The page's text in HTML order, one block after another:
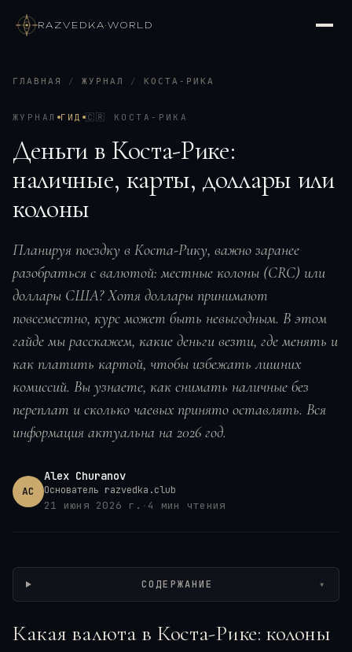
RAZVEDKA·WORLD
ГЛАВНАЯ / ЖУРНАЛ / КОСТА-РИКА
ЖУРНАЛ ГИД 🇨🇷 КОСТА-РИКА
Деньги в Коста-Рике:
наличные, карты, доллары или
колоны
Планируя поездку в Коста-Рику, важно заранее
разобраться с валютой: местные колоны (CRC) или
доллары США? Хотя доллары принимают
повсеместно, курс может быть невыгодным. В этом
гайде мы расскажем, какие деньги везти, где менять и
как платить картой, чтобы избежать лишних
комиссий. Вы узнаете, как снимать наличные без
переплат и сколько чаевых принято оставлять. Вся
информация актуальна на 2026 год.
AC
Alex Churanov
Основатель razvedka.club
21 июня 2026 г. · 4 мин чтения
СОДЕРЖАНИЕ ▾
Какая валюта в Коста-Рике: колоны